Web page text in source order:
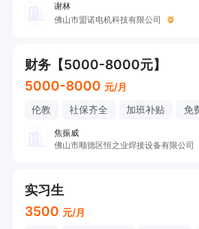
谢林
佛山市盟诺电机科技有限公司
财务【5000-8000元】
5000-8000 元/月
伦教 社保齐全 加班补贴 免
焦振威
佛山市顺德区恒之业焊接设备有限公司
实习生
3500 元/月